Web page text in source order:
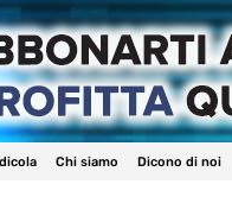
Chi siamo Dicono di noi